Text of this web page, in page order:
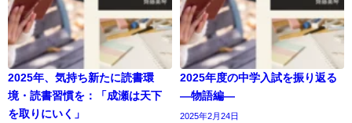
2025年、気持ち新たに読書環
境・読書習慣を：「成瀬は天下
を取りにいく」
2025年度の中学入試を振り返る
―物語編―
2025年2月24日